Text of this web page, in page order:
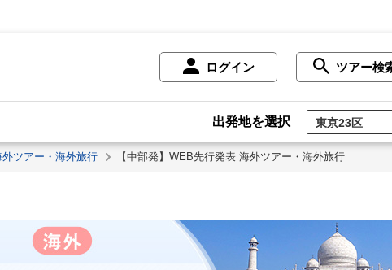
ログイン ツアー検
出発地を選択
ツアー・海外旅行 【中部発】WEB先行発表 海外ツアー・海外旅行